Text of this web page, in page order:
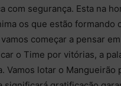
com segurança. Esta na
os que estão formando
começar a pensar
o Time por vitórias, a
Vamos lotar o